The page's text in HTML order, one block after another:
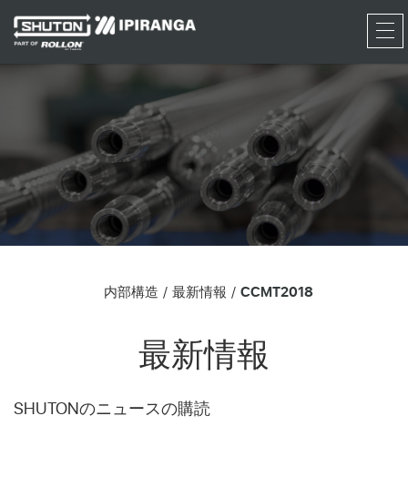
RFQ
内部構造 最新情報 CCMT2018
最新情報
SHUTONのニュースの購読